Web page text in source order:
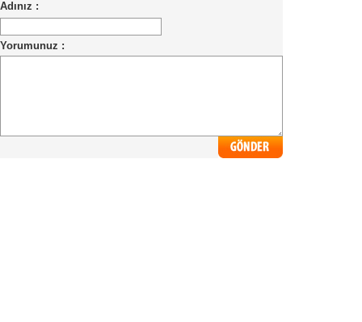
Adınız :
Yorumunuz :